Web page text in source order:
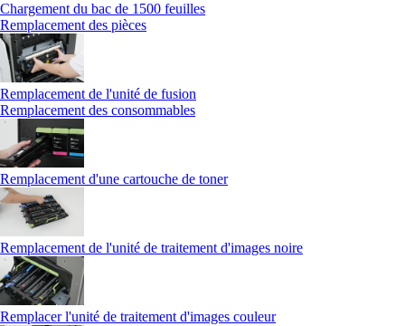
Chargement du bac de 1500 feuilles
Remplacement des pièces
Remplacement de l'unité de fusion
Remplacement des consommables
Remplacement d'une cartouche de toner
Remplacement de l'unité de traitement d'images noire
Remplacer l'unité de traitement d'images couleur